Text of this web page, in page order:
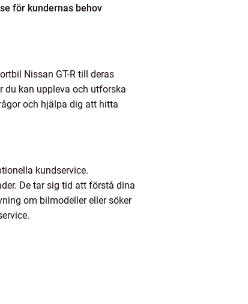
för kundernas behov
Nissan GT-R till deras
du kan uppleva och utforska
och hjälpa dig att hitta
kundservice.
De tar sig tid att förstå dina
om bilmodeller eller söker